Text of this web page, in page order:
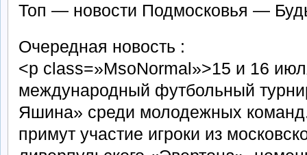
Топ — новости Подмосковья —
Очередная новость :
<p class=»MsoNormal»>15 и 16
международный футбольный
Яшина» среди молодежных
примут участие игроки из